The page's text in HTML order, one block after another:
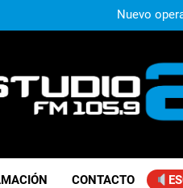
Nuevo
Agustina
Nuevo
Agustina
José Ignacio
con
2
CONTACTO